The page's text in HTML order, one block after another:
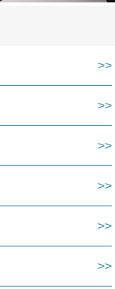
>>
>>
>>
>>
>>
>>